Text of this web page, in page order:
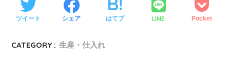
ツイート シェア はてブ LINE Pocket
CATEGORY : 生産・仕入れ